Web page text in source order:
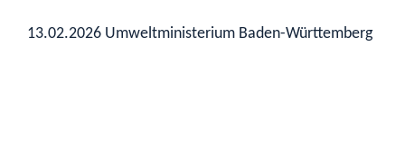
13.02.2026 Umweltministerium Baden-Württemberg